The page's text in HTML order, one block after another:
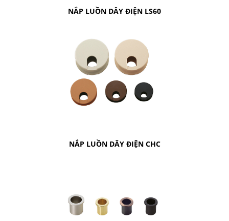
NẮP LUỒN DÂY ĐIỆN LS60
NẮP LUỒN DÂY ĐIỆN CHC